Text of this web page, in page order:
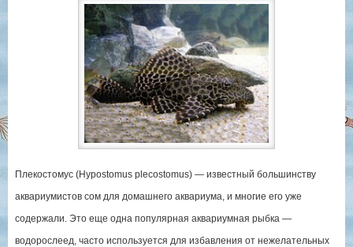
Плекостомус (Hypostomus plecostomus) — известный большинству
аквариумистов сом для домашнего аквариума, и многие его уже
содержали. Это еще одна популярная аквариумная рыбка —
водорослеед, часто используется для избавления от нежелательных